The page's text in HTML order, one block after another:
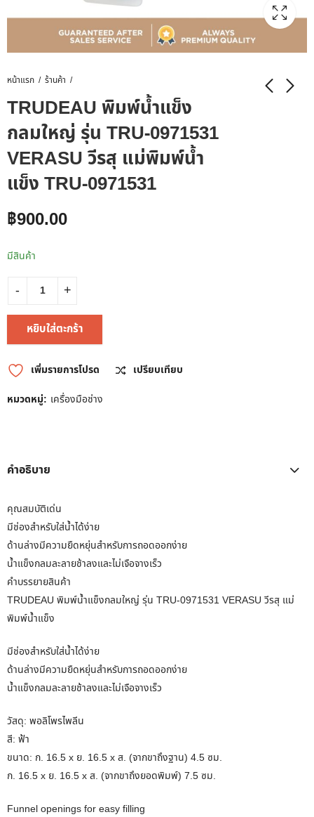
หน้าแรก ร้านค้า
TRUDEAU พิมพ์น้ำแข็ง
กลมใหญ่ รุ่น TRU-0971531
VERASU วีรสุ แม่พิมพ์น้ำ
แข็ง TRU-0971531
฿900.00
มีสินค้า
หยิบใส่ตะกร้า
เพิ่มรายการโปรด
เปรียบเทียบ
หมวดหมู่: เครื่องมือช่าง
คำอธิบาย
คุณสมบัติเด่น
มีช่องสำหรับใส่น้ำได้ง่าย
ด้านล่างมีความยืดหยุ่นสำหรับการถอดออกง่าย
น้ำแข็งกลมละลายช้าลงและไม่เจือจางเร็ว
คำบรรยายสินค้า
TRUDEAU พิมพ์น้ำแข็งกลมใหญ่ รุ่น TRU-0971531 VERASU วีรสุ แม่
พิมพ์น้ำแข็ง
มีช่องสำหรับใส่น้ำได้ง่าย
ด้านล่างมีความยืดหยุ่นสำหรับการถอดออกง่าย
น้ำแข็งกลมละลายช้าลงและไม่เจือจางเร็ว
วัสดุ: พอลิโพรไพลีน
สี: ฟ้า
ขนาด: ก. 16.5 x ย. 16.5 x ส. (จากขาถึงฐาน) 4.5 ซม.
ก. 16.5 x ย. 16.5 x ส. (จากขาถึงยอดพิมพ์) 7.5 ซม.
Funnel openings for easy filling